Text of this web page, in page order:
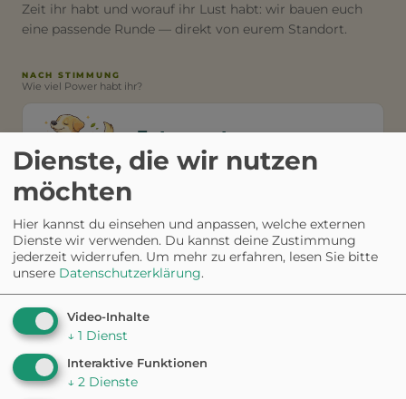
Zeit ihr habt und worauf ihr Lust habt: wir bauen euch
eine passende Runde — direkt von eurem Standort.
NACH STIMMUNG
Wie viel Power habt ihr?
Entspannt
20-30 min · gemütlicher Spaziergang
Schnell
unter 20 min · für zwischendurch
Dienste, die wir nutzen
möchten
Hier kannst du einsehen und anpassen, welche externen
Dienste wir verwenden. Du kannst deine Zustimmung
jederzeit widerrufen. Um mehr zu erfahren, lesen Sie bitte
unsere Datenschutzerklärung.
Video-Inhalte
↓ 1 Dienst
Interaktive Funktionen
↓ 2 Dienste